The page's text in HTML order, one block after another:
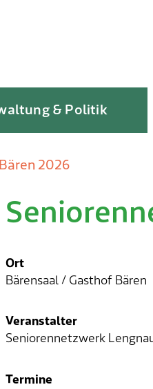
& Politik
2026
Skip
to
Ort
Bärensaal / Gasthof Bären
Veranstalter
Seniorennetzwerk
Termine